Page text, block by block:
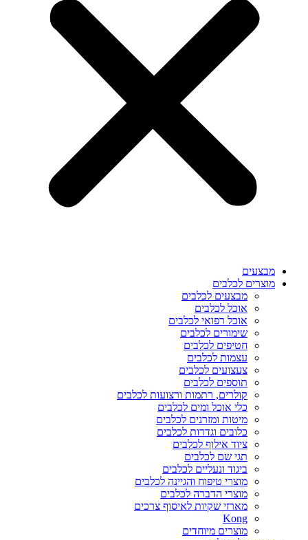
מבצעים
מוצרים לכלבים
מבצעים לכלבים
אוכל לכלבים
אוכל רפואי לכלבים
שימורים לכלבים
חטיפים לכלבים
עצמות לכלבים
צעצועים לכלבים
תוספים לכלבים
קולרים, רתמות ורצועות לכלבים
כלי אוכל ומים לכלבים
מיטות ומזרנים לכלבים
כלובים וגדרות לכלבים
ציוד אילוף לכלבים
תגי שם לכלבים
ביגוד ונעליים לכלבים
מוצרי טיפוח והגיינה לכלבים
מוצרי הדברה לכלבים
מארזי שקיות לאיסוף צרכים
Kong
מוצרים מיוחדים